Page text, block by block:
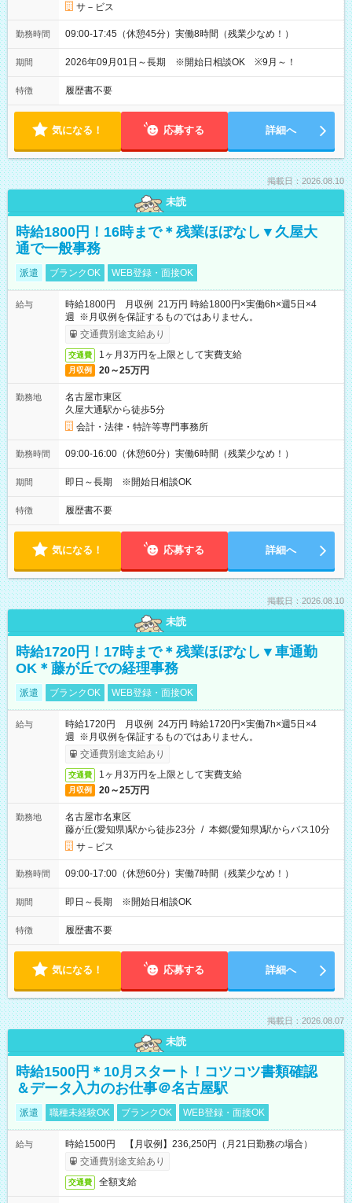
サ－ビス
勤務時間 09:00-17:45（休憩45分）実働8時間（残業少なめ！）
期間 2026年09月01日～長期 ※開始日相談OK ※9月～！
特徴 履歴書不要
気になる！ 応募する 詳細へ
掲載日：2026.08.10
未読
時給1800円！16時まで＊残業ほぼなし▼久屋大
通で一般事務
派遣 ブランクOK WEB登録・面接OK
給与
時給1800円 月収例 21万円 時給1800円×実働6h×週5日×4
週 ※月収例を保証するものではありません。
交通費別途支給あり
交通費 1ヶ月3万円を上限として実費支給
月収例 20～25万円
勤務地
名古屋市東区
久屋大通駅から徒歩5分
会計・法律・特許等専門事務所
勤務時間 09:00-16:00（休憩60分）実働6時間（残業少なめ！）
期間 即日～長期 ※開始日相談OK
特徴 履歴書不要
気になる！ 応募する 詳細へ
掲載日：2026.08.10
未読
時給1720円！17時まで＊残業ほぼなし▼車通勤
OK＊藤が丘での経理事務
派遣 ブランクOK WEB登録・面接OK
給与
時給1720円 月収例 24万円 時給1720円×実働7h×週5日×4
週 ※月収例を保証するものではありません。
交通費別途支給あり
交通費 1ヶ月3万円を上限として実費支給
月収例 20～25万円
勤務地
名古屋市名東区
藤が丘(愛知県)駅から徒歩23分 / 本郷(愛知県)駅からバス10分
サ－ビス
勤務時間 09:00-17:00（休憩60分）実働7時間（残業少なめ！）
期間 即日～長期 ※開始日相談OK
特徴 履歴書不要
気になる！ 応募する 詳細へ
掲載日：2026.08.07
未読
時給1500円＊10月スタート！コツコツ書類確認
＆データ入力のお仕事＠名古屋駅
派遣 職種未経験OK ブランクOK WEB登録・面接OK
給与
時給1500円 【月収例】236,250円（月21日勤務の場合）
交通費別途支給あり
交通費 全額支給